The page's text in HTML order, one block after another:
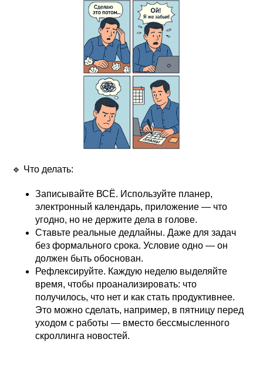
🔹 Что делать:
Записывайте ВСЁ. Используйте планер,
электронный календарь, приложение — что
угодно, но не держите дела в голове.
Ставьте реальные дедлайны. Даже для задач
без формального срока. Условие одно — он
должен быть обоснован.
Рефлексируйте. Каждую неделю выделяйте
время, чтобы проанализировать: что
получилось, что нет и как стать продуктивнее.
Это можно сделать, например, в пятницу перед
уходом с работы — вместо бессмысленного
скроллинга новостей.